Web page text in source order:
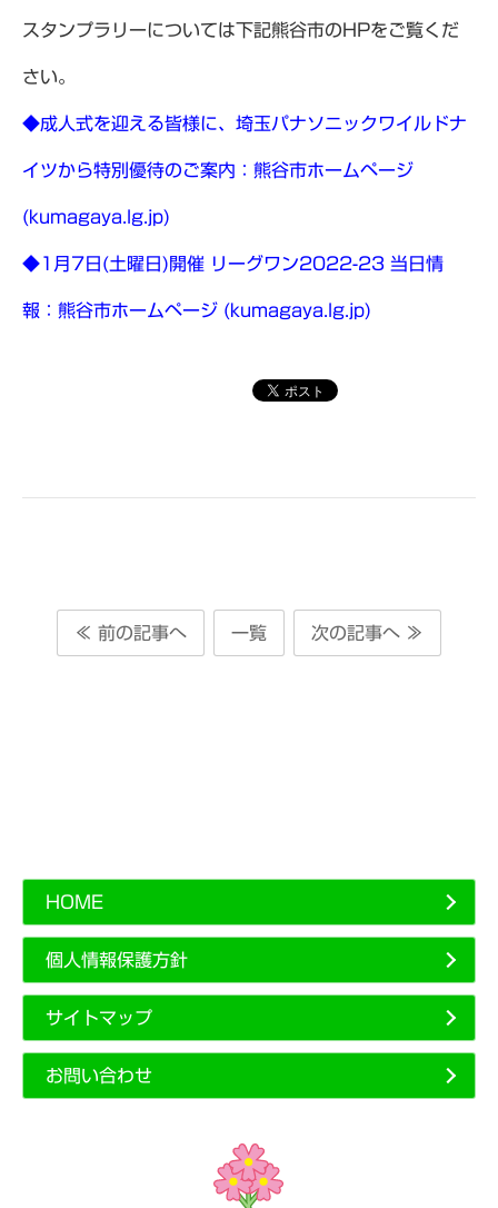
スタンプラリーについては下記熊谷市のHPをご覧くだ
さい。
◆成人式を迎える皆様に、埼玉パナソニックワイルドナ
イツから特別優待のご案内：熊谷市ホームページ
(kumagaya.lg.jp)
◆1月7日(土曜日)開催 リーグワン2022-23 当日情
報：熊谷市ホームページ (kumagaya.lg.jp)
≪ 前の記事へ 一覧 次の記事へ ≫
HOME
個人情報保護方針
サイトマップ
お問い合わせ